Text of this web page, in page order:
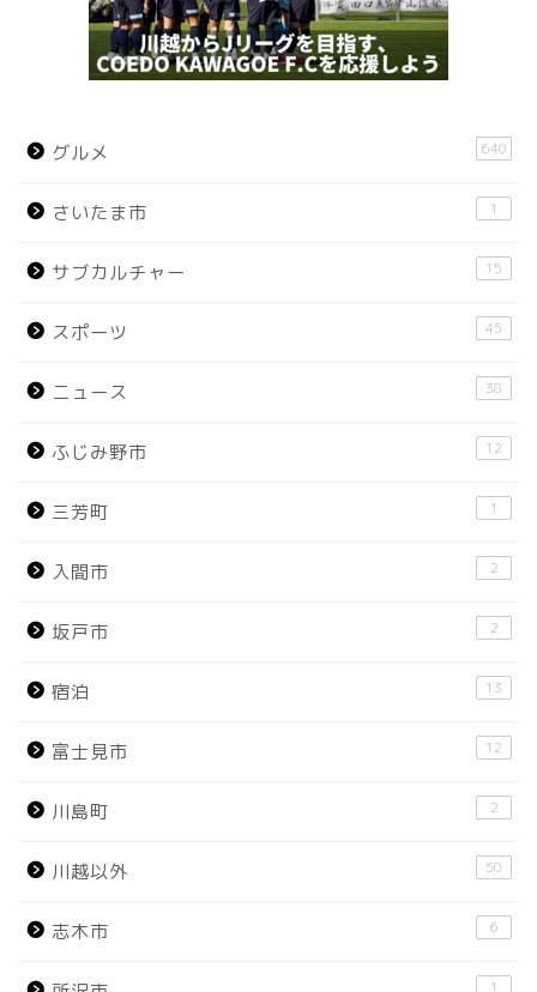
グルメ 640
さいたま市 1
サブカルチャー 15
スポーツ 45
ニュース 38
ふじみ野市 12
三芳町 1
入間市 2
坂戸市 2
宿泊 13
富士見市 12
川島町 2
川越以外 50
志木市 6
1